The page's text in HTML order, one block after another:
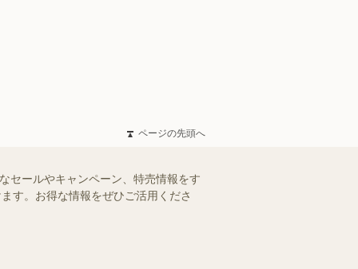
ページの先頭へ
セールやキャンペーン、特売情報をす
す。お得な情報をぜひご活用くださ